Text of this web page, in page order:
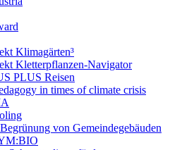
Klimagärten³
Kletterpflanzen-Navigator
PLUS Reisen
in times of climate crisis
von Gemeindegebäuden